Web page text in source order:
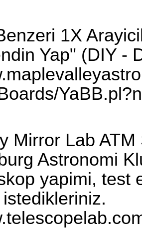
1X
Yap" (DIY -
Mirror Lab ATM
Astronomi
yapimi, test